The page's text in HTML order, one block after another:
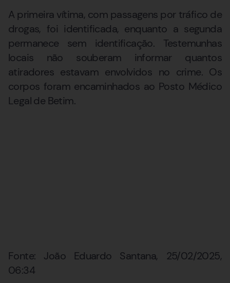
A primeira vítima, com passagens por tráfico de
drogas, foi identificada, enquanto a segunda
permanece sem identificação. Testemunhas
locais não souberam informar quantos
atiradores estavam envolvidos no crime. Os
corpos foram encaminhados ao Posto Médico
Legal de Betim.
Fonte: João Eduardo Santana, 25/02/2025,
06:34